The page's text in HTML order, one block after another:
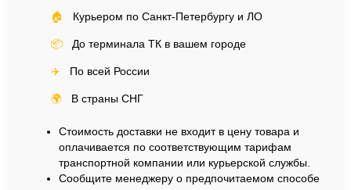
🏠 Курьером по Санкт-Петербургу и ЛО
📦 До терминала ТК в вашем городе
✈️ По всей России
🌍 В страны СНГ
Стоимость доставки не входит в цену товара и
оплачивается по соответствующим тарифам
транспортной компании или курьерской службы.
Сообщите менеджеру о предпочитаемом способе